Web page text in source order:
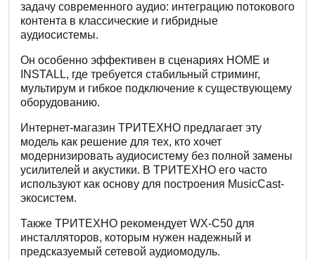
задачу современного аудио: интеграцию потокового
контента в классические и гибридные
аудиосистемы.
Он особенно эффективен в сценариях HOME и
INSTALL, где требуется стабильный стриминг,
мультирум и гибкое подключение к существующему
оборудованию.
Интернет-магазин ТРИТЕХНО предлагает эту
модель как решение для тех, кто хочет
модернизировать аудиосистему без полной замены
усилителей и акустики. В ТРИТЕХНО его часто
используют как основу для построения MusicCast-
экосистем.
Также ТРИТЕХНО рекомендует WX-C50 для
инсталляторов, которым нужен надежный и
предсказуемый сетевой аудиомодуль.